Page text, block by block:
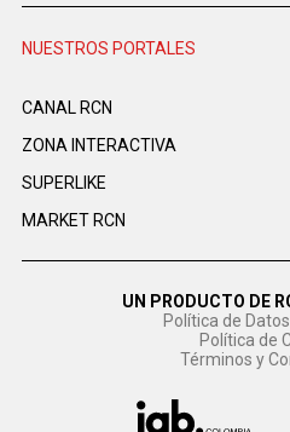
NUESTROS PORTALES
CANAL RCN
ZONA INTERACTIVA
SUPERLIKE
MARKET RCN
UN PRODUCTO DE
Política de
Política de
Términos y